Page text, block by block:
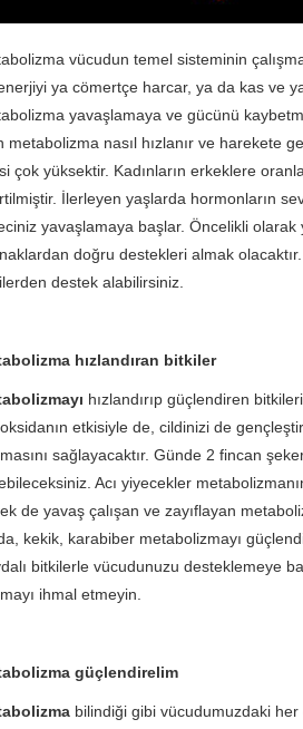
vücudun temel sisteminin
ya cömertçe harcar, ya da kas ve
yavaşlamaya ve gücünü
metabolizma nasıl hızlanır ve harekete
çok yüksektir. Kadınların erkeklere
İlerleyen yaşlarda hormonların
yavaşlamaya başlar. Öncelikli olarak
doğru destekleri almak
destek alabilirsiniz.
hızlandıran bitkiler
hızlandırıp güçlendiren
etkisiyle de, cildinizi de
sağlayacaktır. Günde 2 fincan
Acı yiyecekler
de yavaş çalışan ve zayıflayan
kekik, karabiber metabolizmayı
bitkilerle vücudunuzu desteklemeye
ihmal etmeyin.
güçlendirelim
bilindiği gibi vücudumuzdaki